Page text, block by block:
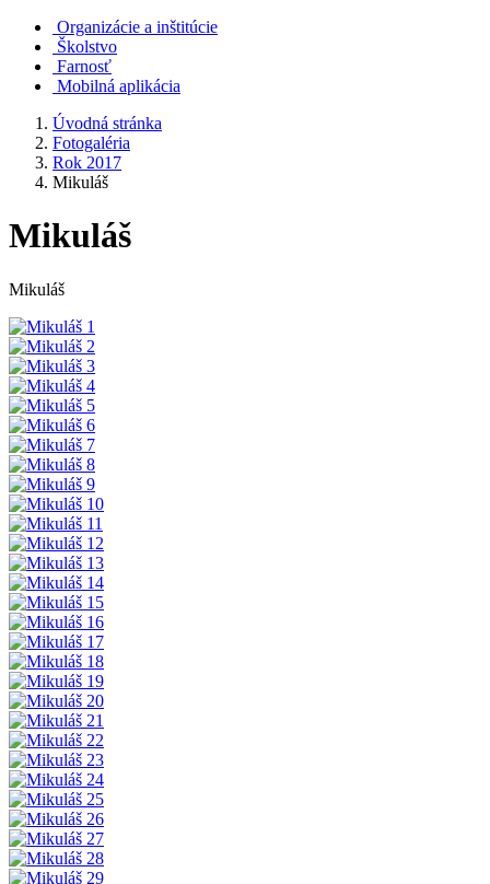
Organizácie a inštitúcie
Školstvo
Farnosť
Mobilná aplikácia
Úvodná stránka
Fotogaléria
Rok 2017
Mikuláš
Mikuláš
Mikuláš